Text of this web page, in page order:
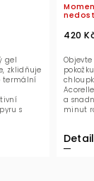
gel
zklidňuje
termální
s
420
Detail
a
minut